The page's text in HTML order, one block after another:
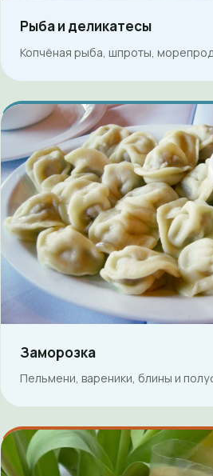
Рыба и деликатесы
Копчёная рыба, шпроты,
Заморозка
Пельмени, вареники, блины и